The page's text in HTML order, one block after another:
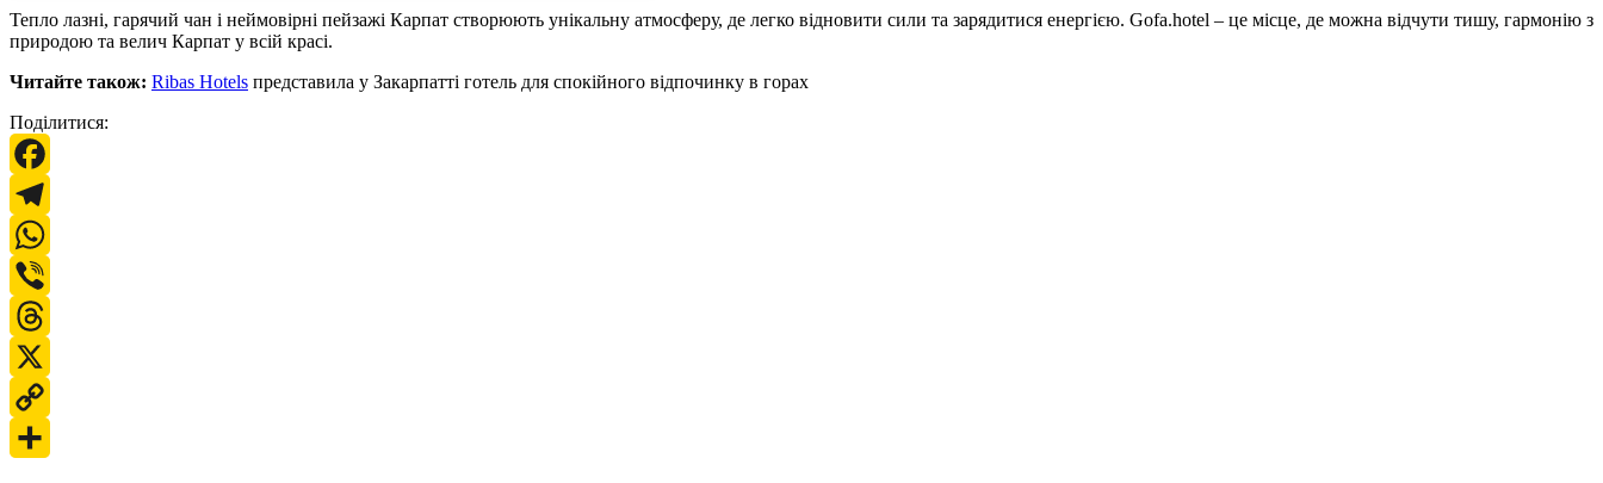
Тепло лазні, гарячий чан і неймовірні пейзажі Карпат створюють унікальну атмосферу, де легко відновити сили та зарядитися енергією. Gofa.hotel – це місце, де можна відчути тишу, гармонію з
природою та велич Карпат у всій красі.
Читайте також: Ribas Hotels представила у Закарпатті готель для спокійного відпочинку в горах
Поділитися:
Facebook
Telegram
WhatsApp
Viber
Threads
X
Copy